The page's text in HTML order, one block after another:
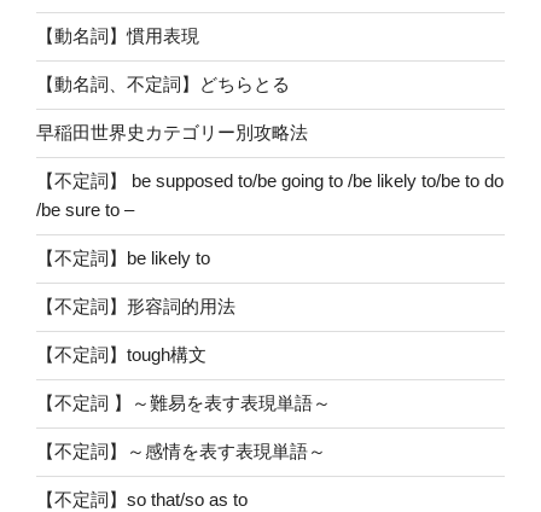
【動名詞】慣用表現
【動名詞、不定詞】どちらとる
早稲田世界史カテゴリー別攻略法
【不定詞】 be supposed to/be going to /be likely to/be to do
/be sure to –
【不定詞】be likely to
【不定詞】形容詞的用法
【不定詞】tough構文
【不定詞 】～難易を表す表現単語～
【不定詞】～感情を表す表現単語～
【不定詞】so that/so as to